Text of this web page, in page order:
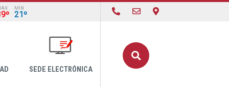
MIN
21º
SEDE ELECTRÓNICA